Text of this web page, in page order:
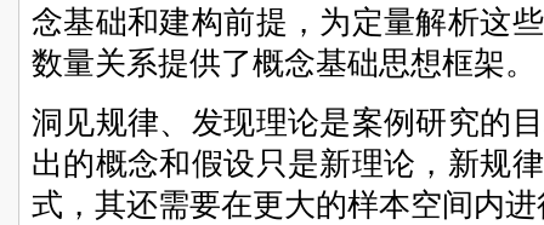
念基础和建构前提，为定量解析这
数量关系提供了概念基础思想框架。
洞见规律、发现理论是案例研究的
出的概念和假设只是新理论，新规
式，其还需要在更大的样本空间内